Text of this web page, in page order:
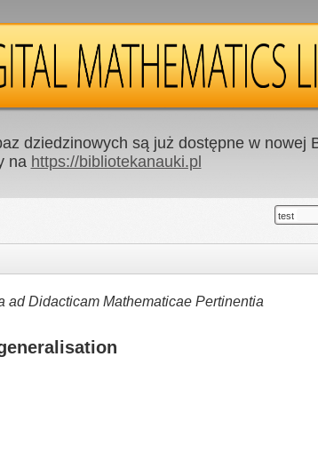
dziedzinowych są już dostępne w nowej
na https://bibliotekanauki.pl
test
Didacticam Mathematicae Pertinentia